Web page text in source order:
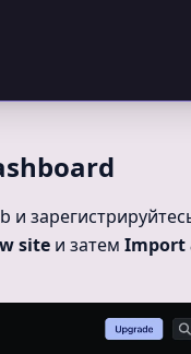
и
site и затем Import